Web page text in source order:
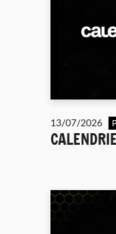
13/07/2026